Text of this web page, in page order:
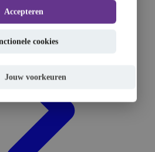
Accepteren
cookies
Jouw voorkeuren